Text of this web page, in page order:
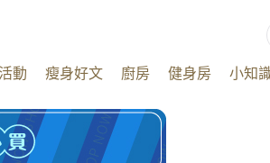
動 瘦身好文 廚房 健身房 小知